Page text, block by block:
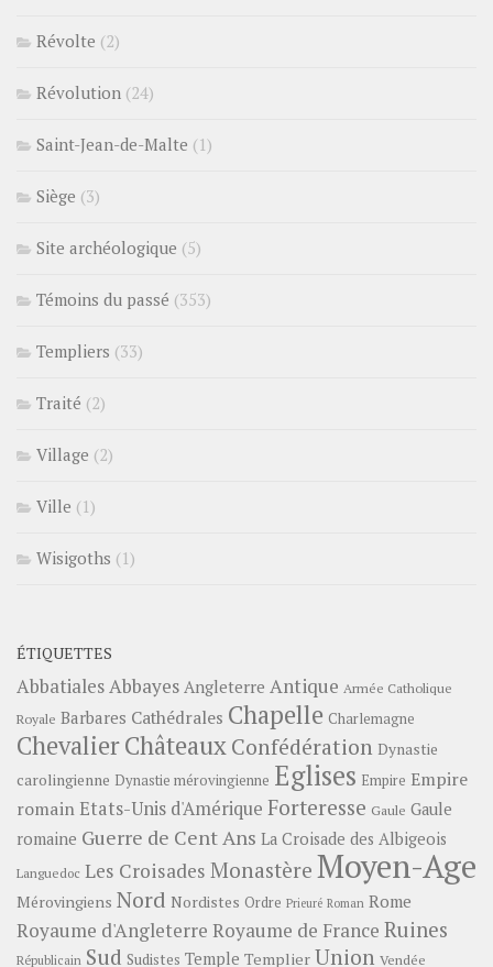
Révolte (2)
Révolution (24)
Saint-Jean-de-Malte (1)
Siège (3)
Site archéologique (5)
Témoins du passé (353)
Templiers (33)
Traité (2)
Village (2)
Ville (1)
Wisigoths (1)
ÉTIQUETTES
Abbatiales Abbayes Angleterre Antique Armée Catholique
Royale Barbares Cathédrales Chapelle Charlemagne
ChevalierChâteauxConfédération Dynastie
carolingienne Dynastie mérovingienne Eglises Empire Empire
romainEtats-Unis d'Amérique Forteresse Gaule Gaule
romaine Guerre de Cent Ans La Croisade des Albigeois
Languedoc Les Croisades Monastère Moyen-Age
Mérovingiens Nord Nordistes Ordre Prieuré Roman Rome
Royaume d'Angleterre Royaume de France Ruines
Républicain Sud Sudistes Temple Templier Union Vendée